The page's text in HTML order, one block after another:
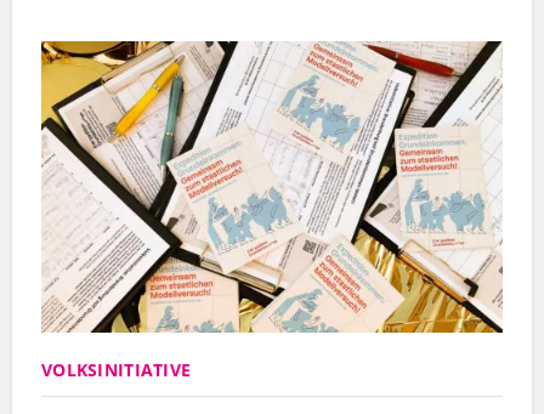
VOLKSINITIATIVE